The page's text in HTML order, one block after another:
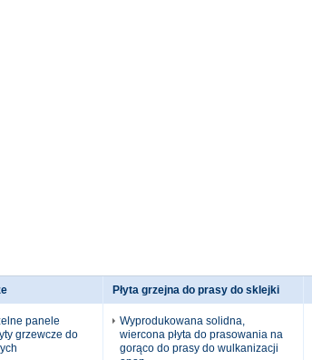
panele
grzewcze do
Płyta grzejna do prasy do sklejki
Wyprodukowana solidna,
wiercona płyta do prasowania na
gorąco do prasy do wulkanizacji